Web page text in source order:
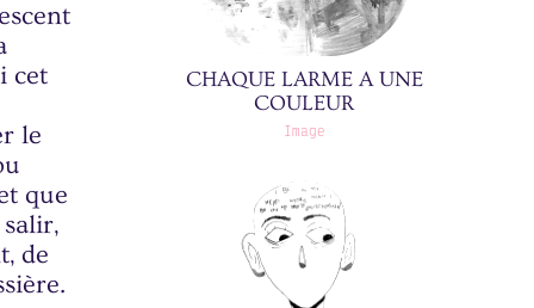
cet
le
que
de
CHAQUE LARME A UNE
COULEUR
Image